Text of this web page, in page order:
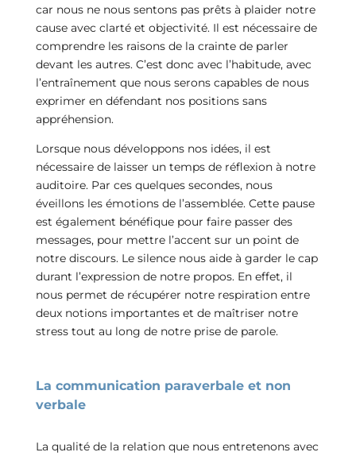
car nous ne nous sentons pas prêts à plaider notre
cause avec clarté et objectivité. Il est nécessaire de
comprendre les raisons de la crainte de parler
devant les autres. C’est donc avec l’habitude, avec
l’entraînement que nous serons capables de nous
exprimer en défendant nos positions sans
appréhension.
Lorsque nous développons nos idées, il est
nécessaire de laisser un temps de réflexion à notre
auditoire. Par ces quelques secondes, nous
éveillons les émotions de l’assemblée. Cette pause
est également bénéfique pour faire passer des
messages, pour mettre l’accent sur un point de
notre discours. Le silence nous aide à garder le cap
durant l’expression de notre propos. En effet, il
nous permet de récupérer notre respiration entre
deux notions importantes et de maîtriser notre
stress tout au long de notre prise de parole.
La communication paraverbale et non
verbale
La qualité de la relation que nous entretenons avec